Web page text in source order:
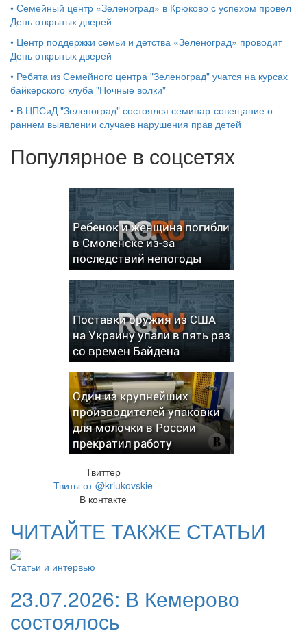
• Семейный центр «Зеленоград» в Крюково с успехом провел
День открытых дверей
• Центр поддержки семьи и детства «Зеленоград» проводит
День открытых дверей
• Ребята из Семейного центра "Зеленоград" учатся на курсах
байкерского клуба "Ночные волки"
• В ЦПСиД "Зеленоград" состоялся семинар-совещание о
раннем выявлении случаев нарушения прав детей
Популярное в соцсетях
Ребенок и женщина погибли
в Смоленске из-за
последствий непогоды
Поставки оружия из США
на Украину упали в пять раз
со времен Байдена
Один из крупнейших
производителей упаковки
для молочки в России
прекратил работу
Твиттер
Твиты от @kriukovskie
В контакте
ЧИТАЙТЕ ТАКЖЕ СТАТЬИ
Статьи и интервью
23.07.2026: В Кемерово
состоялось